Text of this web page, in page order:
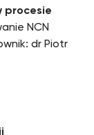
procesie
NCN
dr Piotr